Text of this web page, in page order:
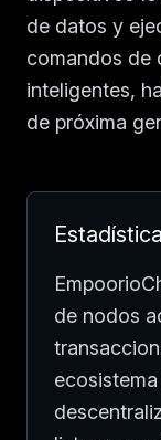
de datos y
comandos de
inteligentes,
de próxima
de nodos